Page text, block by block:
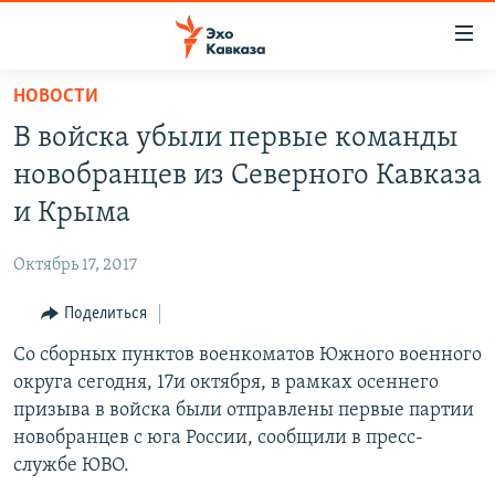
Вернуться
основному
содержанию
Вернутся
главной
навигации
Вернутся
поиску
ТБИЛИСИ
СУХУМИ
ВЕСЬ КАВКАЗ
СЕВЕРНЫЙ КАВКАЗ
АРМЕНИЯ
АЗЕРБАЙДЖАН
ТЕМЫ
ПОЛИТИКА
ЭКОНОМИКА
ОБЩЕСТВО
КУЛЬТУРА
РУБРИКИ
НЕКРУГЛЫЙ СТОЛ
ГОСТЬ НЕДЕЛИ
ПОЗИЦИЯ
МУЛЬТИМЕДИА
ВИДЕО
ФОТО
АУДИО
ПОДКАСТЫ
НОВОСТИ
В войска убыли первые команды
новобранцев из Северного Кавказа
и Крыма
Октябрь 17, 2017
Поделиться
Со сборных пунктов военкоматов Южного военного
округа сегодня, 17и октября, в рамках осеннего
призыва в войска были отправлены первые партии
новобранцев с юга России, сообщили в пресс-
службе ЮВО.